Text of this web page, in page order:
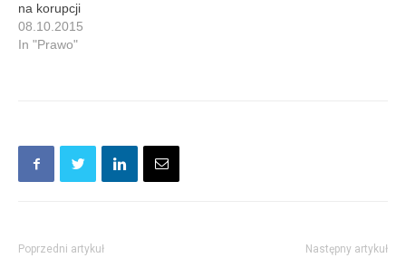
na korupcji
08.10.2015
In "Prawo"
Poprzedni artykuł Następny artykuł